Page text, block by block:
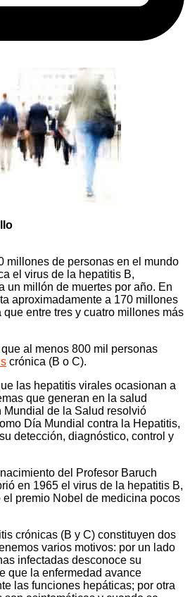
millones de personas en el mundo
el virus de la hepatitis B,
un millón de muertes por año. En
aproximadamente a 170 millones
entre tres y cuatro millones más
al menos 800 mil personas
crónica (B o C).
las hepatitis virales ocasionan a
que generan en la salud
Mundial de la Salud resolvió
Día Mundial contra la Hepatitis,
detección, diagnóstico, control y
del Profesor Baruch
en 1965 el virus de la hepatitis B,
premio Nobel de medicina pocos
crónicas (B y C) constituyen dos
varios motivos: por un lado
infectadas desconoce su
que la enfermedad avance
las funciones hepáticas; por otra